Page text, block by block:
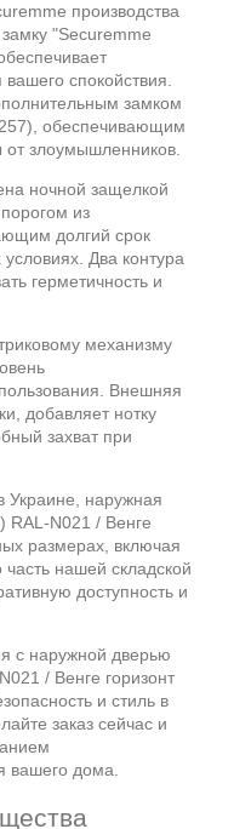
производства
"Securemme
спокойствия.
замком
обеспечивающим
злоумышленников.
ночной защелкой
из
долгий срок
Два контура
герметичность и
механизму
Внешняя
добавляет нотку
захват при
Украине, наружная
RAL-N021 / Венге
размерах, включая
нашей складской
доступность и
с наружной дверью
/ Венге горизонт
и стиль в
заказ сейчас и
вашего дома.